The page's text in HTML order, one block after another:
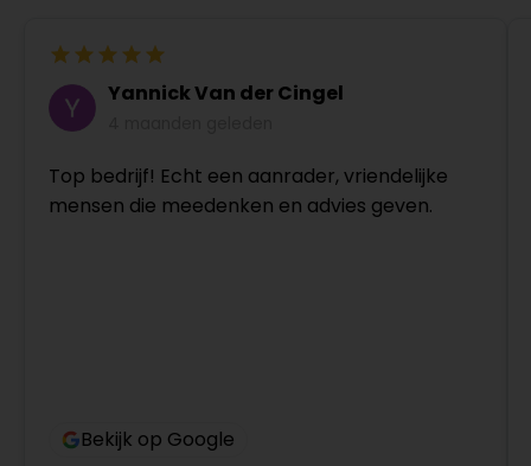
Yannick Van der Cingel
Top bedrijf! Echt een aanrader, vriendelijke
mensen die meedenken en advies geven.
Bekijk op Google